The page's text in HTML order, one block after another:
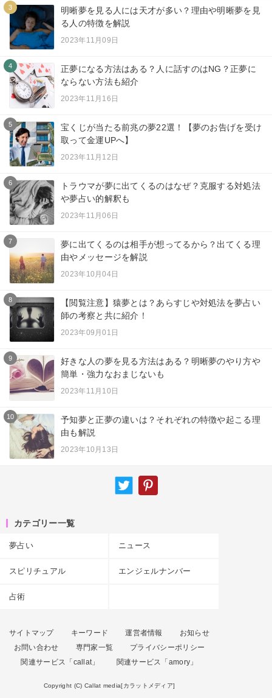
3
明晰夢を見る人には天才が多い？理由や明晰夢を見
る人の特徴を解説
2023年11月09日
4
正夢になる方法はある？人に話すのはNG？正夢に
ならない方法も紹介
2023年11月16日
5
宝くじが当たる前兆の夢22選！【夢のお告げを受け
取って金運UPへ】
2023年11月12日
6
トラウマが夢に出てくるのはなぜ？克服する対処法
や夢占い的解釈も
2023年11月06日
7
夢に出てくるのは相手が想ってるから？出てくる理
由やメッセージを解説
2023年10月04日
8
【閲覧注意】猿夢とは？あらすじや対処法を夢占い
師の考察と共に紹介！
2023年09月01日
9
好きな人の夢を見る方法はある？明晰夢のやり方や
簡単・強力なおまじないも
2023年11月10日
10
予知夢と正夢の違いは？それぞれの特徴や起こる理
由も解説
2023年10月13日
カテゴリー一覧
夢占い ニュース
スピリチュアル エンジェルナンバー
占術
サイトマップ キーワード 運営者情報
お知らせ
お問い合わせ
専門家一覧
プライバシーポリシー
関連サービス「callat」
関連サービス「amory」
Copyright (C) Callat media[カラットメディア]